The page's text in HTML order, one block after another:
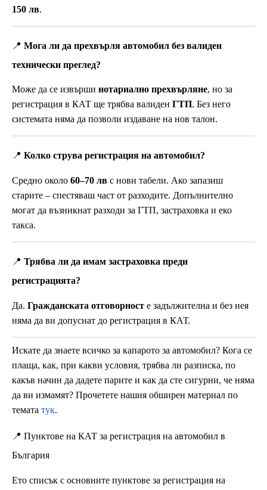
150 лв.
📍 Мога ли да прехвърля автомобил без валиден
технически преглед?
Може да се извърши нотариално прехвърляне, но за
регистрация в КАТ ще трябва валиден ГТП. Без него
системата няма да позволи издаване на нов талон.
📍 Колко струва регистрация на автомобил?
Средно около 60–70 лв с нови табели. Ако запазиш
старите – спестяваш част от разходите. Допълнително
могат да възникнат разходи за ГТП, застраховка и еко
такса.
📍 Трябва ли да имам застраховка преди
регистрацията?
Да. Гражданската отговорност е задължителна и без нея
няма да ви допуснат до регистрация в КАТ.
Искате да знаете всичко за капарото за автомобил? Кога се
плаща, как, при какви условия, трябва ли разписка, по
какъв начин да дадете парите и как да сте сигурни, че няма
да ви измамят? Прочетете нашия обширен материал по
темата тук.
📍 Пунктове на КАТ за регистрация на автомобил в
България
Ето списък с основните пунктове за регистрация на